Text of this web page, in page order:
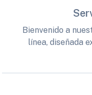
Bienvenido a
línea, diseñada